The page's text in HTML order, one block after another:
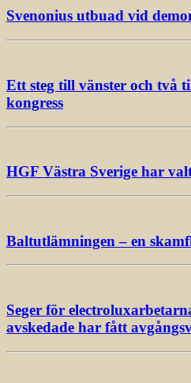
Svenonius utbuad vid
Ett steg till vänster och två
kongress
HGF Västra Sverige har
Baltutlämningen – en
Seger för
avskedade har fått